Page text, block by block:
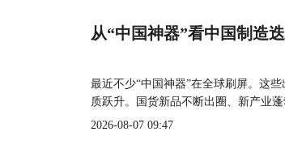
从“中国神器”看中国制造
最近不少“中国神器”在全球刷屏。这
质跃升。国货新品不断出圈、新产业
2026-08-07 09:47